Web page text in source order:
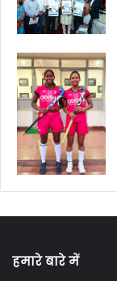
हमारे बारे में